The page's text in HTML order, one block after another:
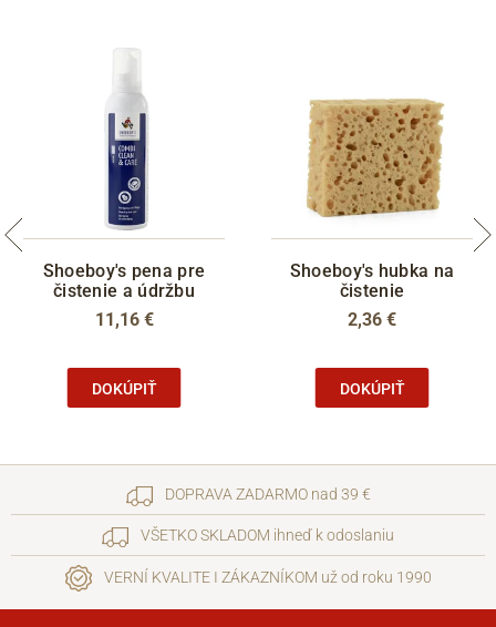
Shoeboy's pena pre
čistenie a údržbu
11,16 €
DOKÚPIŤ
Shoeboy's hubka na
čistenie
2,36 €
DOKÚPIŤ
DOPRAVA ZADARMO nad 39 €
VŠETKO SKLADOM ihneď k odoslaniu
VERNÍ KVALITE I ZÁKAZNÍKOM už od roku 1990